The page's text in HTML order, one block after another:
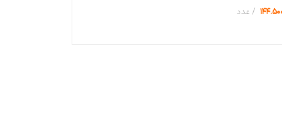
عدد